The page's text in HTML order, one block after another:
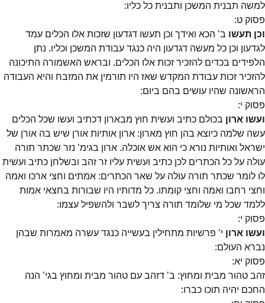
למשה תבנית המשכן ותבנית כל כליו:
פסוק ט:
וכן תעשו ב' הכא ואידך וכן תעשו דגדעון שזכות אלו הכלים עמד
לגדעון וכן כל מעשה דגדעון היה כנגד עבודת המשכן וכליו. נתן
הלפידים בכדים להזכיר זכות אלו הכלים. ובראש האשמורה התיכונה
להזכיר זכות עבודת המקדש שאז היו תורמין את המזבח והיא העבודה
הראשונה שהיו עושים בהם ביום:
פסוק י:
ועשו ארון בכולם כתיב ועשית חוץ מבארון דכתיב ועשו שכל הכלים
עשה שלמה כיוצא בהן חוץ מארון: ארון אותיות אורן שיש בה אורן של
ישראל ואותיות נורא כי הוא אש אוכלה. ארון בגימ' נזר שכתר תורה
עולה על כל הכתרים לכן כתיב ועשית עליו זר זהב ובשלחן כתיב ועשית
לו לומר שכתר תורה עולה על שאר הכתרים: אמתים וחצי ארכו ואמה
וחצי רחבו ואמה וחצי קומתו. כל מדותיו היו שבורות בחצאי אמות
ללמד שכל מי שלומד תורה צריך לשבר ולהשפיל עצמו:
פסוק י:
ועשו ארון י' פרשיות מתחילין בעשייה כנגד עשרה מאמרות שבהן
נברא העולם:
פסוק יא:
זהב טהור מבית ומחוץ: ב' דזהב עם טהור מבית ומחוץ בגי' הנה
החכם יהיה תוכו כברו: